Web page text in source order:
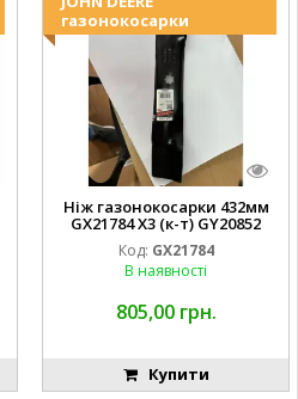
газонокосарки
Ніж газонокосарки 432мм
GX21784 X3 (к-т) GY20852
AM137757 AM141035
Код: GX21784
В наявності
805,00 грн.
Купити